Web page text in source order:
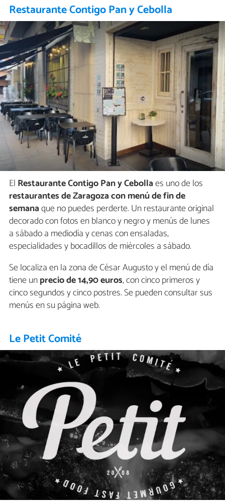
Restaurante Contigo Pan y Cebolla
El Restaurante Contigo Pan y Cebollaes uno de los
restaurantes de Zaragoza con menú de fin de
semanaque no puedes perderte. Un restaurante original
decorado con fotos en blanco y negro y menús de lunes
a sábado a mediodía y cenas con ensaladas,
especialidades y bocadillos de miércoles a sábado.
Se localiza en la zona de César Augusto y el menú de día
tiene unprecio de 14,90 euros, con cinco primeros y
cinco segundos y cinco postres. Se pueden consultar sus
menús en su página web.
Le Petit Comité